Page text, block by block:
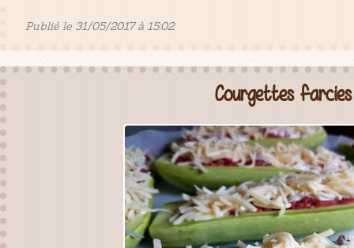
Publié le 31/05/2017 à 15:02
Courgettes farcies